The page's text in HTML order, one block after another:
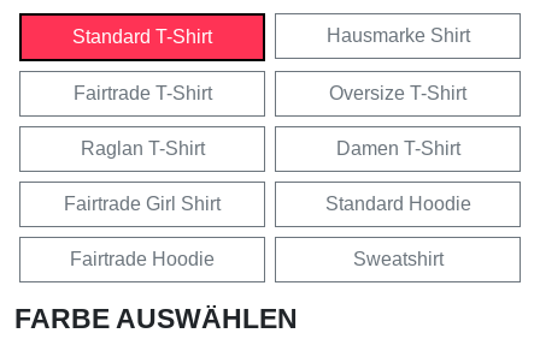
Standard T-Shirt Hausmarke Shirt
Fairtrade T-Shirt Oversize T-Shirt
Raglan T-Shirt Damen T-Shirt
Fairtrade Girl Shirt Standard Hoodie
Fairtrade Hoodie Sweatshirt
FARBE AUSWÄHLEN